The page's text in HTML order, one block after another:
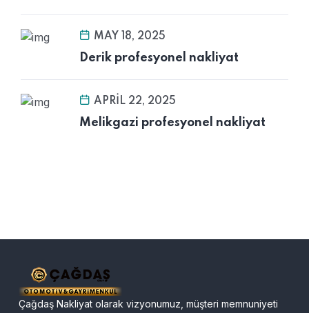
MAY 18, 2025
Derik profesyonel nakliyat
APRIL 22, 2025
Melikgazi profesyonel nakliyat
Çağdaş Nakliyat olarak vizyonumuz, müşteri memnuniyeti